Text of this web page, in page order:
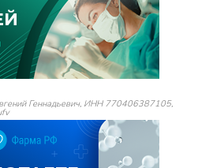
Геннадьевич, ИНН 770406387105,